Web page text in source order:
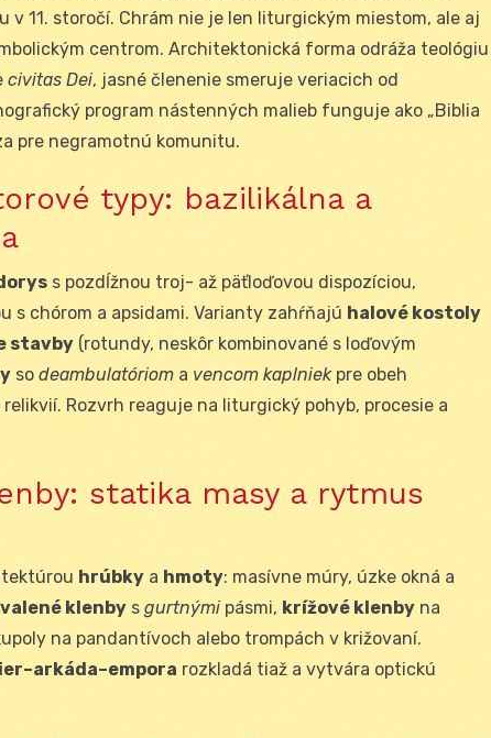
v 11. storočí. Chrám nie je len liturgickým miestom, ale aj
centrom. Architektonická forma odráža teológiu
civitas Dei, jasné členenie smeruje veriacich od
program nástenných malieb funguje ako „Biblia
pre negramotnú komunitu.
typy: bazilikálna a
s pozdĺžnou troj- až päťloďovou dispozíciou,
s chórom a apsidami. Varianty zahŕňajú halové kostoly
stavby (rotundy, neskôr kombinované s loďovým
so deambulatóriom a vencom kaplniekpre obeh
Rozvrh reaguje na liturgický pohyb, procesie a
statika masy a rytmus
hrúbky a hmoty: masívne múry, úzke okná a
valené klenby s gurtnými pásmi, krížové klenby na
na pandantívoch alebo trompách v križovaní.
rozkladá tiaž a vytvára optickú